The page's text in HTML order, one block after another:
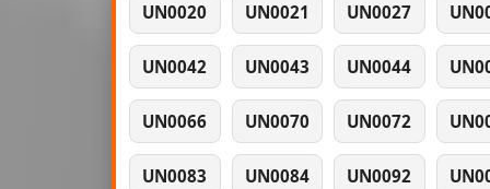
UN0020 UN0021 UN0027
UN0042 UN0043 UN0044
UN0066 UN0070 UN0072
UN0083 UN0084 UN0092